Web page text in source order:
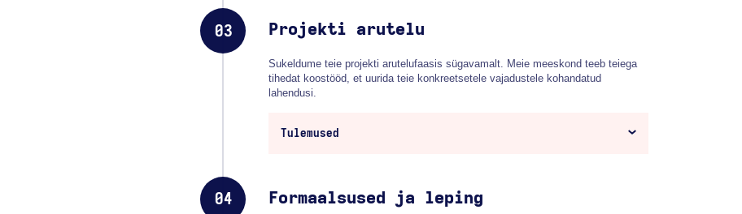
03 Projekti arutelu
Sukeldume teie projekti arutelufaasis sügavamalt. Meie meeskond teeb teiega
tihedat koostööd, et uurida teie konkreetsetele vajadustele kohandatud
lahendusi.
Tulemused
04 Formaalsused ja leping